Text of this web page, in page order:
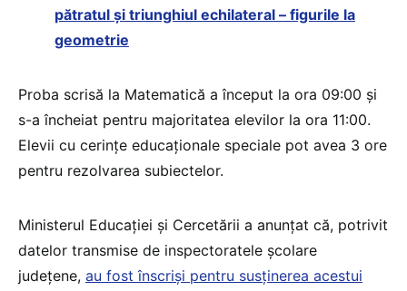
pătratul și triunghiul echilateral – figurile la
geometrie
Proba scrisă la Matematică a început la ora 09:00 și
s-a încheiat pentru majoritatea elevilor la ora 11:00.
Elevii cu cerințe educaționale speciale pot avea 3 ore
pentru rezolvarea subiectelor.
Ministerul Educației și Cercetării a anunțat că, potrivit
datelor transmise de inspectoratele școlare
județene, au fost înscriși pentru susținerea acestui